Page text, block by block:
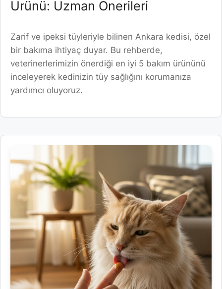
Ürünü: Uzman Önerileri
Zarif ve ipeksi tüyleriyle bilinen Ankara kedisi, özel
bir bakıma ihtiyaç duyar. Bu rehberde,
veterinerlerimizin önerdiği en iyi 5 bakım ürününü
inceleyerek kedinizin tüy sağlığını korumanıza
yardımcı oluyoruz.